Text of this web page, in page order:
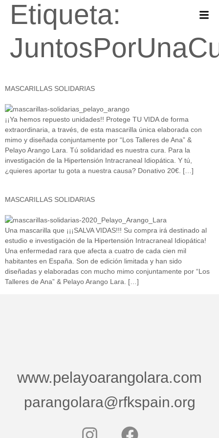
Etiqueta:
MASCARILLAS SOLIDARIAS
¡¡Ya hemos repuesto unidades!! Protege TU VIDA de forma
extraordinaria, a través, de esta mascarilla única elaborada con
mimo y diseñada conjuntamente por “Los Talleres de Ana” &
Pelayo Arango Lara. Tú solidaridad es nuestra cura. Para la
investigación de la Hipertensión Intracraneal Idiopática. Y tú,
¿quieres aportar tu gota a nuestra causa? Donativo 20€. […]
MASCARILLAS SOLIDARIAS
Una mascarilla que ¡¡¡SALVA VIDAS!!! Su compra irá destinado al
estudio e investigación de la Hipertensión Intracraneal Idiopática!
Una enfermedad rara que afecta a cuatro de cada cien mil
habitantes en España. Son de edición limitada y han sido
diseñadas y elaboradas con mucho mimo conjuntamente por “Los
Talleres de Ana” & Pelayo Arango Lara. […]
www.pelayoarangolara.com
parangolara@rfkspain.org